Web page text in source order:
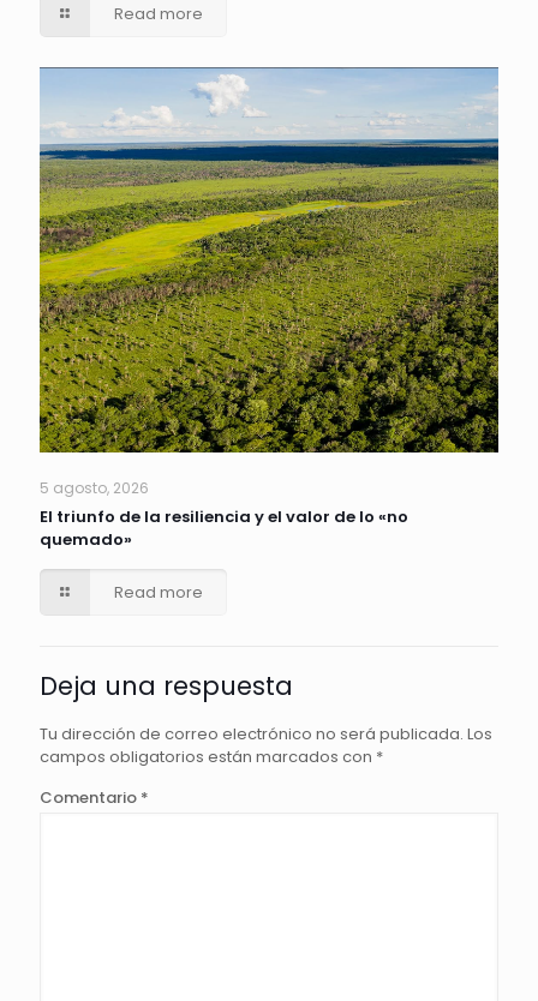
Read more
5 agosto, 2026
El triunfo de la resiliencia y el valor de lo «no
quemado»
Read more
Deja una respuesta
Tu dirección de correo electrónico no será publicada. Los
campos obligatorios están marcados con *
Comentario *